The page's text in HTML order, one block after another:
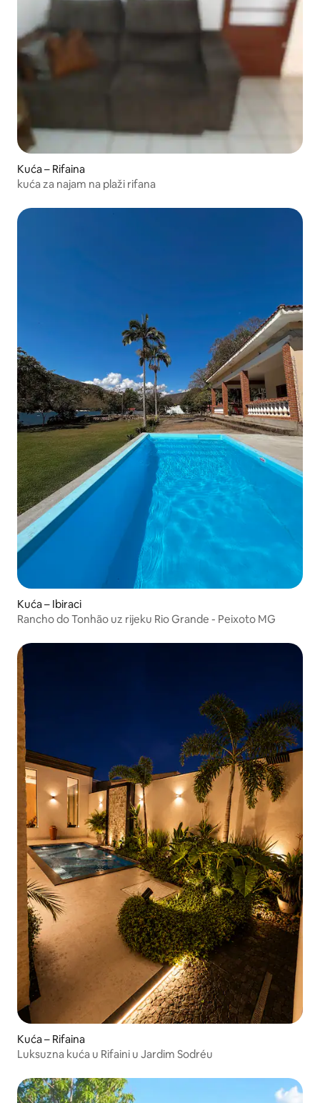
Kuća – Rifaina
kuća za najam na plaži rifana
Kuća – Ibiraci
Rancho do Tonhão uz rijeku Rio Grande - Peixoto MG
Kuća – Rifaina
Luksuzna kuća u Rifaini u Jardim Sodréu